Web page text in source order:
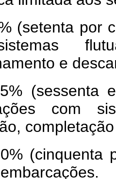
(setenta por
e
(sessenta
com
(cinquenta